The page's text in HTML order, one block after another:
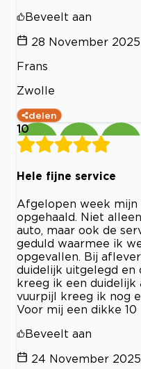
Beveelt aan
28 November 2025
Frans
Zwolle
delen
10
Hele fijne service
Afgelopen week mijn
opgehaald. Niet
auto, maar ook de
geduld waarmee ik
opgevallen. Bij
duidelijk uitgelegd en
kreeg ik een
vuurpijl kreeg ik nog
Voor mij een dikke 10
Beveelt aan
24 November 2025